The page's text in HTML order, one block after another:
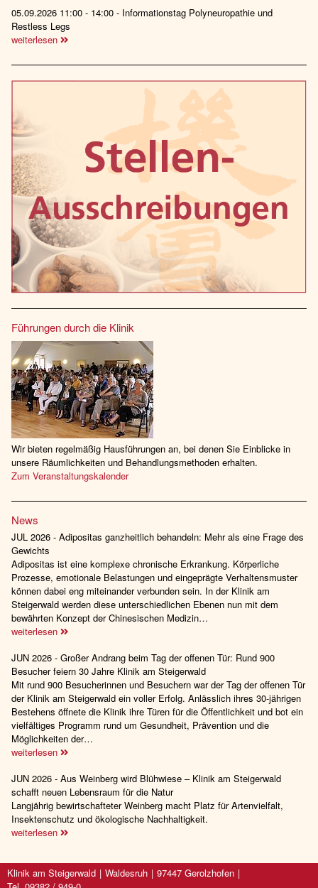
05.09.2026 11:00 - 14:00 - Informationstag Polyneuropathie und
Restless Legs
weiterlesen
Führungen durch die Klinik
Wir bieten regelmäßig Hausführungen an, bei denen Sie Einblicke in
unsere Räumlichkeiten und Behandlungsmethoden erhalten.
Zum Veranstaltungskalender
News
JUL 2026 - Adipositas ganzheitlich behandeln: Mehr als eine Frage des
Gewichts
Adipositas ist eine komplexe chronische Erkrankung. Körperliche
Prozesse, emotionale Belastungen und eingeprägte Verhaltensmuster
können dabei eng miteinander verbunden sein. In der Klinik am
Steigerwald werden diese unterschiedlichen Ebenen nun mit dem
bewährten Konzept der Chinesischen Medizin…
weiterlesen
JUN 2026 - Großer Andrang beim Tag der offenen Tür: Rund 900
Besucher feiern 30 Jahre Klinik am Steigerwald
Mit rund 900 Besucherinnen und Besuchern war der Tag der offenen Tür
der Klinik am Steigerwald ein voller Erfolg. Anlässlich ihres 30-jährigen
Bestehens öffnete die Klinik ihre Türen für die Öffentlichkeit und bot ein
vielfältiges Programm rund um Gesundheit, Prävention und die
Möglichkeiten der…
weiterlesen
JUN 2026 - Aus Weinberg wird Blühwiese – Klinik am Steigerwald
schafft neuen Lebensraum für die Natur
Langjährig bewirtschafteter Weinberg macht Platz für Artenvielfalt,
Insektenschutz und ökologische Nachhaltigkeit.
weiterlesen
Klinik am Steigerwald Waldesruh
97447 Gerolzhofen